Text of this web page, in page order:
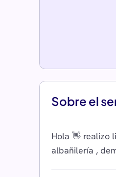
Sobre el
Hola 👋 realizo